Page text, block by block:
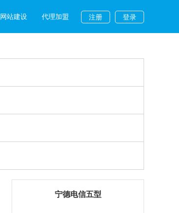
登录
注册
网站建设 代理加盟
宁德电信五型